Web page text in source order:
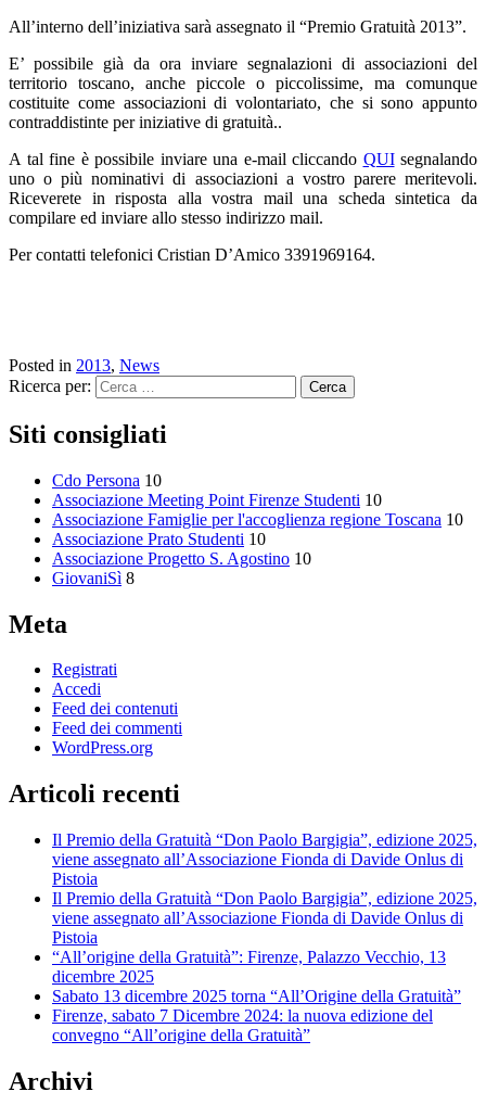
All’interno dell’iniziativa sarà assegnato il “Premio Gratuità 2013”.
E’ possibile già da ora inviare segnalazioni di associazioni del
territorio toscano, anche piccole o piccolissime, ma comunque
costituite come associazioni di volontariato, che si sono appunto
contraddistinte per iniziative di gratuità..
A tal fine è possibile inviare una e-mail cliccando QUIsegnalando
uno o più nominativi di associazioni a vostro parere meritevoli.
Riceverete in risposta alla vostra mail una scheda sintetica da
compilare ed inviare allo stesso indirizzo mail.
Per contatti telefonici Cristian D’Amico 3391969164.
Posted in 2013, News
Ricerca per:
Siti consigliati
Cdo Persona 10
Associazione Meeting Point Firenze Studenti 10
Associazione Famiglie per l'accoglienza regione Toscana 10
Associazione Prato Studenti 10
Associazione Progetto S. Agostino 10
GiovaniSì 8
Meta
Registrati
Accedi
Feed dei contenuti
Feed dei commenti
WordPress.org
Articoli recenti
Il Premio della Gratuità “Don Paolo Bargigia”, edizione 2025,
viene assegnato all’Associazione Fionda di Davide Onlus di
Pistoia
Il Premio della Gratuità “Don Paolo Bargigia”, edizione 2025,
viene assegnato all’Associazione Fionda di Davide Onlus di
Pistoia
“All’origine della Gratuità”: Firenze, Palazzo Vecchio, 13
dicembre 2025
Sabato 13 dicembre 2025 torna “All’Origine della Gratuità”
Firenze, sabato 7 Dicembre 2024: la nuova edizione del
convegno “All’origine della Gratuità”
Archivi